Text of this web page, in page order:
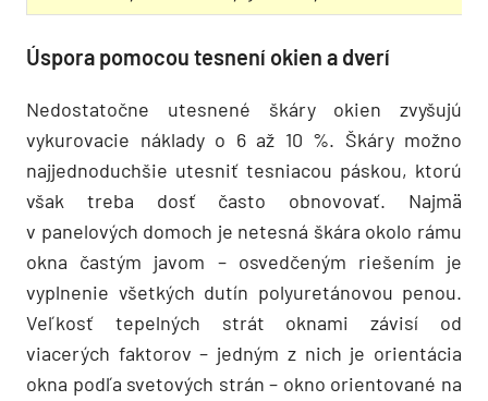
Úspora pomocou tesnení okien a dverí
Nedostatočne utesnené škáry okien zvyšujú
vykurovacie náklady o 6 až 10 %. Škáry možno
najjednoduchšie utesniť tesniacou páskou, ktorú
však treba dosť často obnovovať. Najmä
v panelových domoch je netesná škára okolo rámu
okna častým javom – osvedčeným riešením je
vyplnenie všetkých dutín polyuretánovou penou.
Veľkosť tepelných strát oknami závisí od
viacerých faktorov – jedným z nich je orientácia
okna podľa svetových strán – okno orientované na